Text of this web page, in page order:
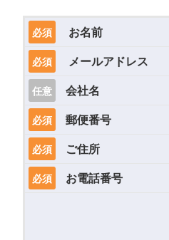
必須 お名前
必須 メールアドレス
任意 会社名
必須 郵便番号
必須 ご住所
必須 お電話番号